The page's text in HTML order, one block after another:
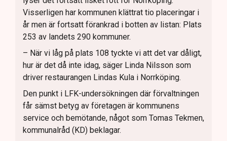
Visserligen har kommunen klättrat tio placeringar i
år men är fortsatt förankrad i botten av listan: Plats
253 av landets 290 kommuner.
– När vi låg på plats 108 tyckte vi att det var dåligt,
hur är det då inte idag, säger Linda Nilsson som
driver restaurangen Lindas Kula i Norrköping.
Den punkt i LFK-undersökningen där förvaltningen
får sämst betyg av företagen är kommunens
service och bemötande, något som Tomas Tekmen,
kommunalråd (KD) beklagar.